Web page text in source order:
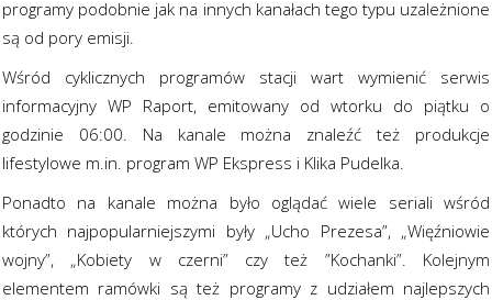
programy podobnie jak na innych kanałach tego typu uzależnione
są od pory emisji.
Wśród cyklicznych programów stacji wart wymienić serwis
informacyjny WP Raport, emitowany od wtorku do piątku o
godzinie 06:00. Na kanale można znaleźć też produkcje
lifestylowe m.in. program WP Ekspress i Klika Pudelka.
Ponadto na kanale można było oglądać wiele seriali wśród
których najpopularniejszymi były „Ucho Prezesa”, „Więźniowie
wojny”, „Kobiety w czerni” czy też ”Kochanki”. Kolejnym
elementem ramówki są też programy z udziałem najlepszych